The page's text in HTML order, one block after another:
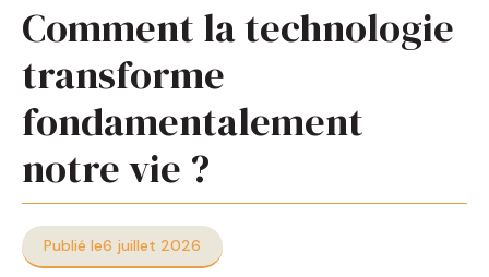
Comment la technologie
transforme
fondamentalement
notre vie ?
Publié le6 juillet 2026